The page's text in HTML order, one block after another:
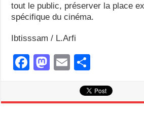
tout le public, préserver la place
spécifique du cinéma.
Ibtisssam / L.Arfi
F
M
E
ail ar